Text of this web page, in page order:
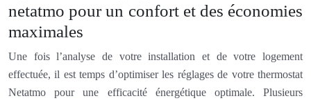
netatmo pour un confort et des économies
maximales
Une fois l’analyse de votre installation et de votre logement
effectuée, il est temps d’optimiser les réglages de votre thermostat
Netatmo pour une efficacité énergétique optimale. Plusieurs